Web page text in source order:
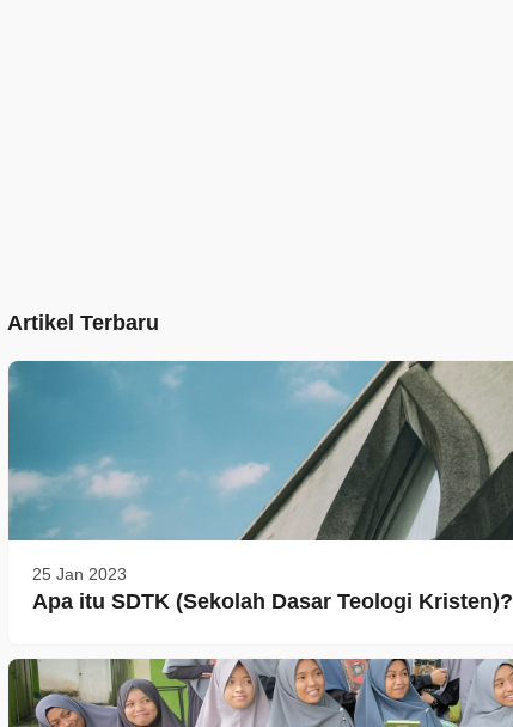
Artikel Terbaru
25 Jan 2023
Apa itu SDTK (Sekolah Dasar Teologi Kristen)?